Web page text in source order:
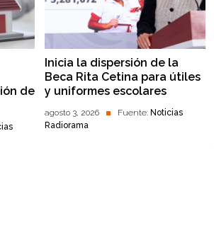
de
Inicia la dispersión de la
Beca Rita Cetina para útiles
y uniformes escolares
agosto 3, 2026 Fuente: Noticias
Radiorama